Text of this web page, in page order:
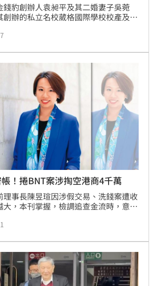
錢豹創辦人袁昶平及其二婚妻子吳菀
創辦的私立名校葳格國際學校校產及寶
押之必要，依公益侵占、業務侵占、
！捲BNT案涉掏空港商4千萬
理事長陳昱瑄因涉假交易、洗錢案遭收
大，本刊掌握，檢調追查金流時，意外
萬元祕密資金往來。